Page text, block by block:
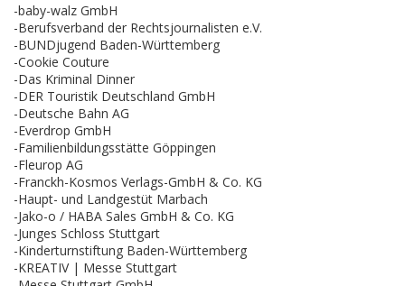
-baby-walz GmbH
-Berufsverband der Rechtsjournalisten e.V.
-BUNDjugend Baden-Württemberg
-Cookie Couture
-Das Kriminal Dinner
-DER Touristik Deutschland GmbH
-Deutsche Bahn AG
-Everdrop GmbH
-Familienbildungsstätte Göppingen
-Fleurop AG
-Franckh-Kosmos Verlags-GmbH & Co. KG
-Haupt- und Landgestüt Marbach
-Jako-o / HABA Sales GmbH & Co. KG
-Junges Schloss Stuttgart
-Kinderturnstiftung Baden-Württemberg
-KREATIV | Messe Stuttgart